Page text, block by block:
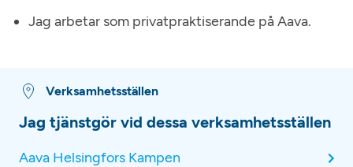
Jag arbetar som privatpraktiserande på Aava.
Verksamhetsställen
Jag tjänstgör vid dessa verksamhetsställen
Aava Helsingfors Kampen